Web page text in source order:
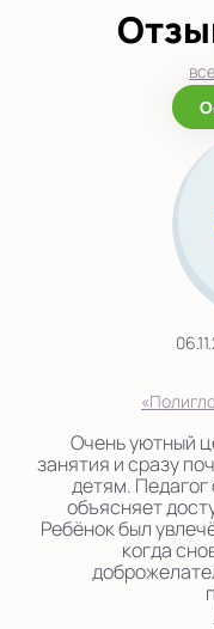
Очень уютный
занятия и сразу
детям. Педагог
объясняет
Ребёнок был
когда